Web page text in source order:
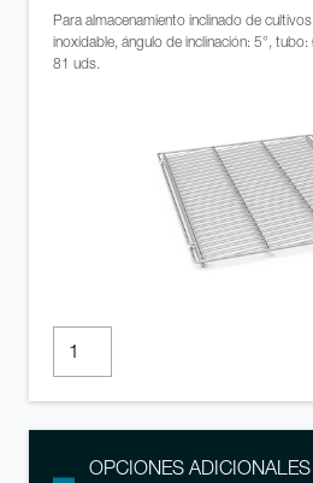
Para almacenamiento inclinado de
inoxidable, ángulo de inclinación: 5°,
81 uds.
OPCIONES